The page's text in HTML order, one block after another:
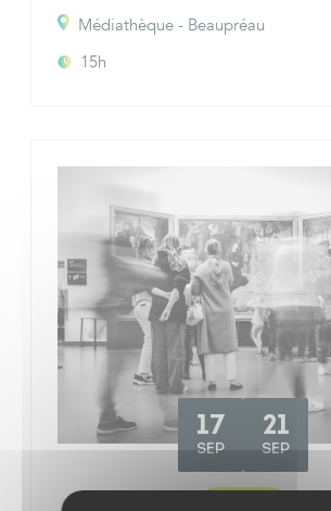
Médiathèque - Beaupréau
15h
17
SEP
21
SEP